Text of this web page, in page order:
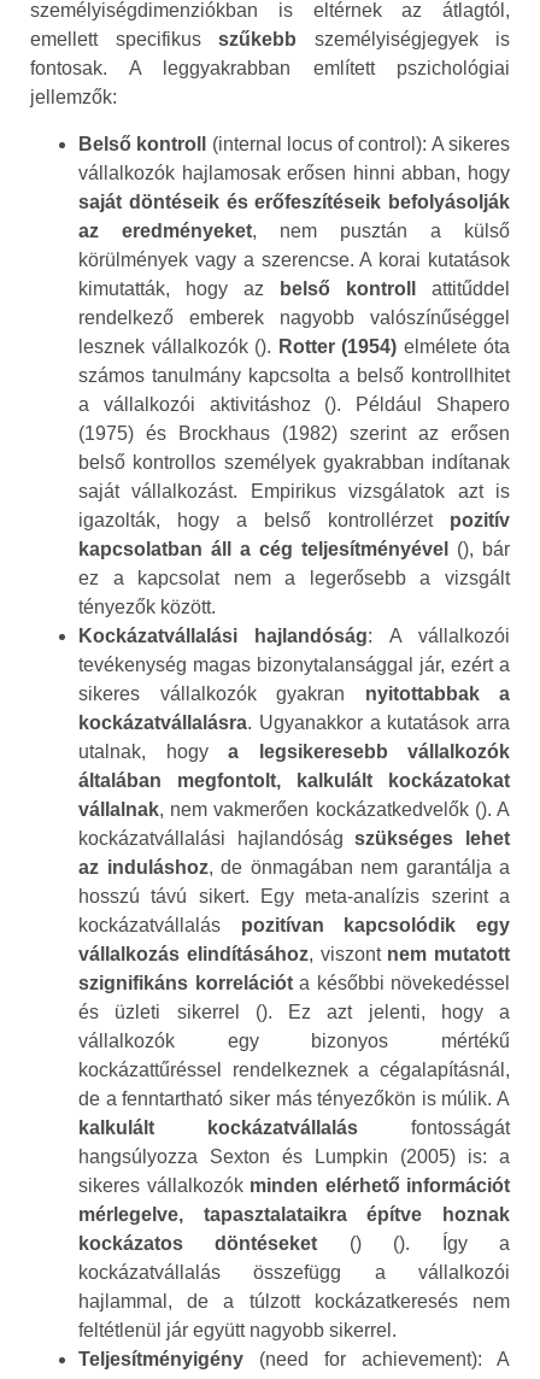
személyiségdimenziókban is eltérnek az átlagtól,
emellett specifikus szűkebb személyiségjegyek is
fontosak. A leggyakrabban említett pszichológiai
jellemzők:
Belső kontroll
(internal locus of control): A sikeres
vállalkozók hajlamosak erősen hinni abban, hogy
saját döntéseik és erőfeszítéseik befolyásolják
az eredményeket, nem pusztán a külső
körülmények vagy a szerencse. A korai kutatások
kimutatták, hogy az
belső kontroll
attitűddel
rendelkező emberek nagyobb valószínűséggel
lesznek vállalkozók (). Rotter (1954) elmélete óta
számos tanulmány kapcsolta a belső kontrollhitet
a vállalkozói aktivitáshoz (). Például Shapero
(1975) és Brockhaus (1982) szerint az erősen
belső kontrollos személyek gyakrabban indítanak
saját vállalkozást. Empirikus vizsgálatok azt is
igazolták, hogy a belső kontrollérzet pozitív
kapcsolatban áll a cég teljesítményével
(), bár
ez a kapcsolat nem a legerősebb a vizsgált
tényezők között.
Kockázatvállalási hajlandóság: A vállalkozói
tevékenység magas bizonytalansággal jár, ezért a
sikeres vállalkozók gyakran nyitottabbak a
kockázatvállalásra. Ugyanakkor a kutatások arra
utalnak, hogy a legsikeresebb vállalkozók
általában megfontolt, kalkulált kockázatokat
vállalnak, nem vakmerően kockázatkedvelők (). A
kockázatvállalási hajlandóságszükséges lehet
az induláshoz, de önmagában nem garantálja a
hosszú távú sikert. Egy meta-analízis szerint a
kockázatvállalás pozitívan kapcsolódik egy
vállalkozás elindításához, viszont nem mutatott
szignifikáns korrelációta későbbi növekedéssel
és üzleti sikerrel (). Ez azt jelenti, hogy a
vállalkozók egy bizonyos mértékű
kockázattűréssel rendelkeznek a cégalapításnál,
de a fenntartható siker más tényezőkön is múlik. A
kalkulált kockázatvállalás fontosságát
hangsúlyozza Sexton és Lumpkin (2005) is: a
sikeres vállalkozók minden elérhető információt
mérlegelve, tapasztalataikra építve hoznak
kockázatos döntéseket () (). Így a
kockázatvállalás összefügg a vállalkozói
hajlammal, de a túlzott kockázatkeresés nem
feltétlenül jár együtt nagyobb sikerrel.
Teljesítményigény (need for achievement): A